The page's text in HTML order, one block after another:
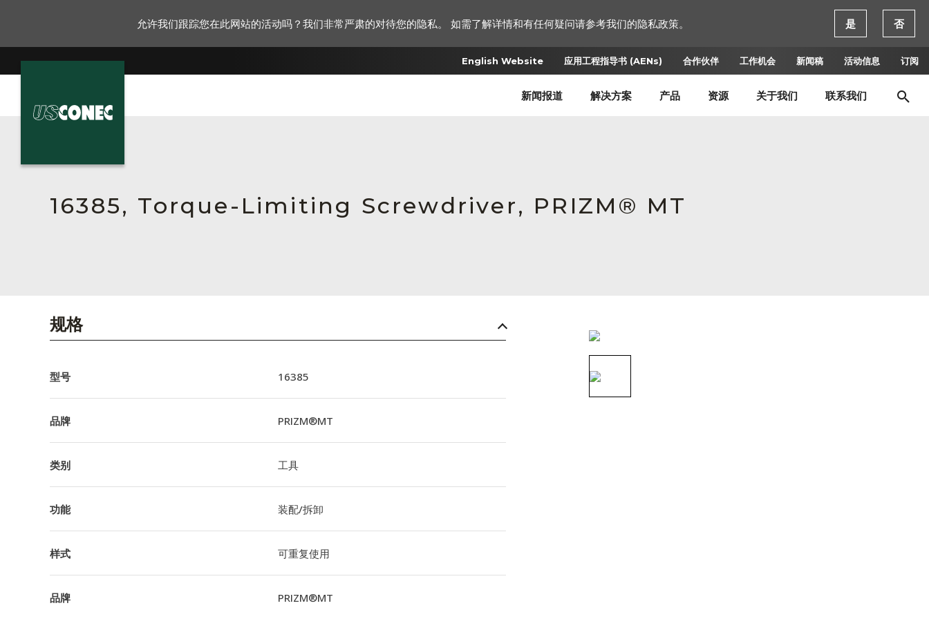
English Website 应用工程指导书 (AENs) 合作伙伴 工作机会 新闻稿 活动信息 订阅
新闻报道 解决方案 产品 资源 关于我们 联系我们
English Website
应用工程指导书 (AENs)
合作伙伴
活动信息
16385, Torque-Limiting Screwdriver, PRIZM® MT
规格
型号 16385
品牌 PRIZM®MT
类别 工具
功能 装配/拆卸
样式 可重复使用
品牌 PRIZM®MT
允许我们跟踪您在此网站的活动吗？我们非常严肃的对待您的隐私。 如需了解详情和有任何疑问请参考我们的隐私政策。 是 否